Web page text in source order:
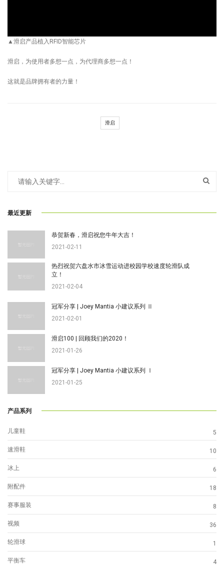
▲滑启产品植入RFID智能芯片
滑启，为使用者多想一点，为代理商多想一点！
这就是品牌拥有者的力量！
滑启
最近更新
恭贺新春，滑启祝您牛年大吉！
2021-02-11
热烈祝贺六盘水市冰雪运动进校园学校速度轮滑队成
立！
2021-02-04
冠军分享 | Joey Mantia 小建议系列 Ⅱ
2021-02-01
滑启100 | 回顾我们的2020！
2021-01-26
冠军分享 | Joey Mantia 小建议系列 Ⅰ
2021-01-25
产品系列
儿童鞋 5
速滑鞋 10
冰上 6
附配件 18
赛事服装 8
视频 36
轮滑球 1
平衡车 4